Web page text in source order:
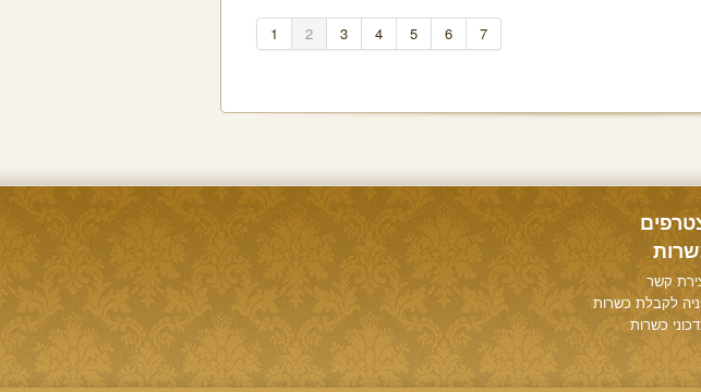
1 2 3 4 5 6 7
קשר
לקבלת כשרות
כשרות